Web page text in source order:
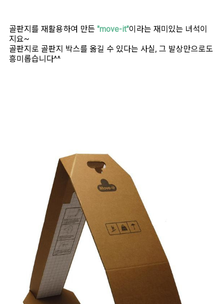
골판지를 재활용하여 만든 "move-it"이라는 재미있는 녀석이
지요~
골판지로 골판지 박스를 옮길 수 있다는 사실, 그 발상만으로도
흥미롭습니다^^